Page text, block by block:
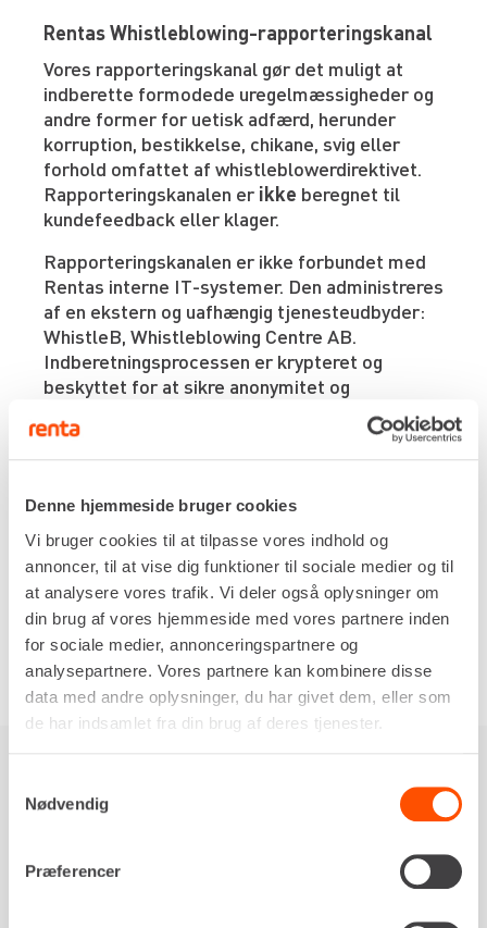
Denne hjemmeside bruger cookies
Vi bruger cookies til at tilpasse vores indhold og
annoncer, til at vise dig funktioner til sociale medier og til
at analysere vores trafik. Vi deler også oplysninger om
din brug af vores hjemmeside med vores partnere inden
for sociale medier, annonceringspartnere og
analysepartnere. Vores partnere kan kombinere disse
data med andre oplysninger, du har givet dem, eller som
de har indsamlet fra din brug af deres tjenester.
Nødvendig
Præferencer
Rentas Whistleblowing-rapporteringskanal
Vores rapporteringskanal gør det muligt at
indberette formodede uregelmæssigheder og
andre former for uetisk adfærd, herunder
korruption, bestikkelse, chikane, svig eller
forhold omfattet af whistleblowerdirektivet.
Rapporteringskanalen er ikke beregnet til
kundefeedback eller klager.
Rapporteringskanalen er ikke forbundet med
Rentas interne IT-systemer. Den administreres
af en ekstern og uafhængig tjenesteudbyder:
WhistleB, Whistleblowing Centre AB.
Indberetningsprocessen er krypteret og
beskyttet for at sikre anonymitet og
Rapporteringskanalen er tilgængelig på seks
forskellige sprog. Du kan indberetteher:
For yderligere oplysninger om at indberette se
Ofte stillede spørgsmål.